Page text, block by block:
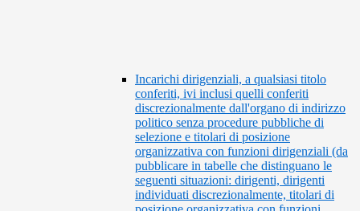
Incarichi dirigenziali, a qualsiasi titolo
conferiti, ivi inclusi quelli conferiti
discrezionalmente dall'organo di indirizzo
politico senza procedure pubbliche di
selezione e titolari di posizione
organizzativa con funzioni dirigenziali (da
pubblicare in tabelle che distinguano le
seguenti situazioni: dirigenti, dirigenti
individuati discrezionalmente, titolari di